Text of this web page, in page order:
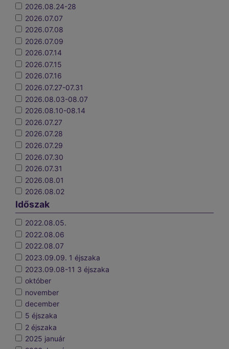
2026.08.24-28
2026.07.07
2026.07.08
2026.07.09
2026.07.14
2026.07.15
2026.07.16
2026.07.27-07.31
2026.08.03-08.07
2026.08.10-08.14
2026.07.27
2026.07.28
2026.07.29
2026.07.30
2026.07.31
2026.08.01
2026.08.02
Időszak
2022.08.05.
2022.08.06
2022.08.07
2023.09.09. 1 éjszaka
2023.09.08-11 3 éjszaka
október
november
december
5 éjszaka
2 éjszaka
2025 január